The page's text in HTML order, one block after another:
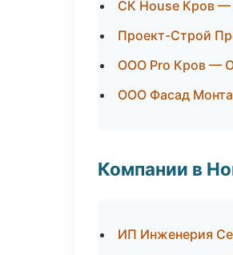
СК House Кров —
Проект-Строй
ООО Pro Кров —
ООО Фасад
Компании в
ИП Инженерия